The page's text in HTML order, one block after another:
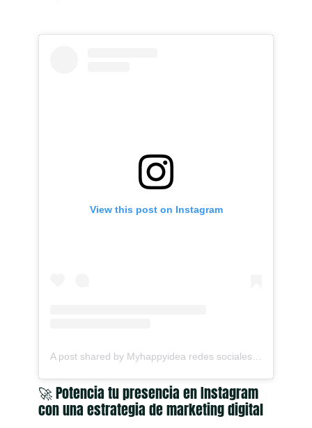
View this post on Instagram
🚀 Potencia tu presencia en Instagram
con una estrategia de marketing digital